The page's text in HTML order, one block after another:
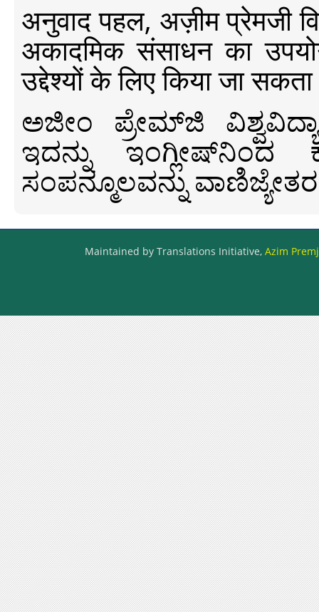
अनुवाद पहल, अज़ीम प्रेमजी
अकादमिक संसाधन का
उद्देश्यों के लिए किया जा
ಅಜೀಂ ಪ್ರೇಮ್‍ಜಿ
ಇದನ್ನು ಇಂಗ್ಲೀಷ್‍ನಿಂದ
ಸಂಪನ್ಮೂಲವನ್ನು
Maintained by Translations Initiative, Azim